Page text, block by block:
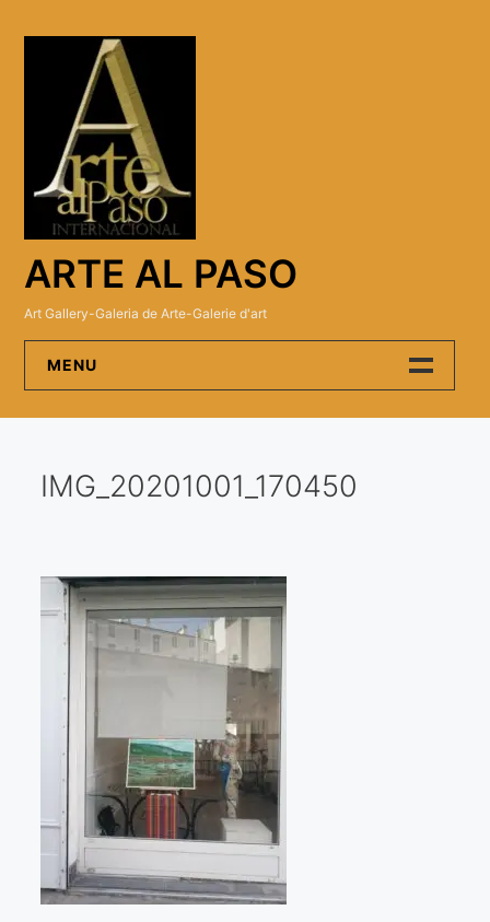
ARTE AL PASO
Art Gallery-Galeria de Arte-Galerie d'art
MENU
Artistas
Visitas a los ateliers o talleres de artistas
Presse
Qué dicen de nosotros?
Aviso legal
Política de cookies
Expositions
Bruit de gommettes Paris 2025
IMG_20201001_170450